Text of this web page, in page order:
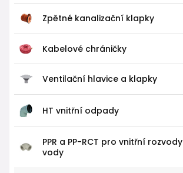
Zpětné kanalizační klapky
Kabelové chráničky
Ventilační hlavice a klapky
HT vnitřní odpady
PPR a PP-RCT pro vnitřní rozvody
vody